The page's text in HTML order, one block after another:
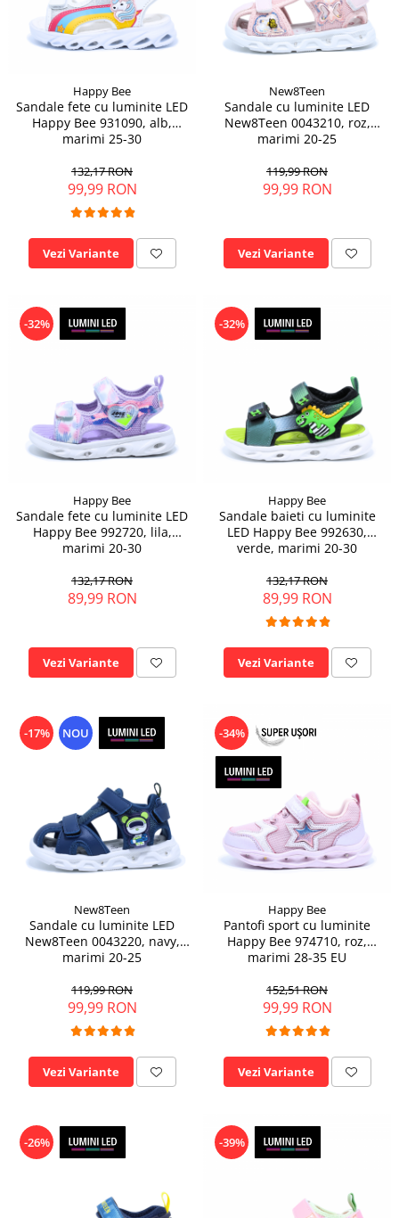
Spiderman
Street LifeHappy Bee
Sandale fete cu luminite LED
Happy Bee 931090, alb,
marimi 25-30
132,17 RON
99,99 RON
Vezi Variante
New8Teen
Sandale cu luminite LED
New8Teen 0043210, roz,
marimi 20-25
119,99 RON
99,99 RON
Vezi Variante
-32%
Happy Bee
Sandale fete cu luminite LED
Happy Bee 992720, lila,
marimi 20-30
132,17 RON
89,99 RON
Vezi Variante
-32%
Happy Bee
Sandale baieti cu luminite
LED Happy Bee 992630,
verde, marimi 20-30
132,17 RON
89,99 RON
Vezi Variante
-17% NOU
New8Teen
Sandale cu luminite LED
New8Teen 0043220, navy,
marimi 20-25
119,99 RON
99,99 RON
Vezi Variante
-34%
Happy Bee
Pantofi sport cu luminite
Happy Bee 974710, roz,
marimi 28-35 EU
152,51 RON
99,99 RON
Vezi Variante
-26% -39%